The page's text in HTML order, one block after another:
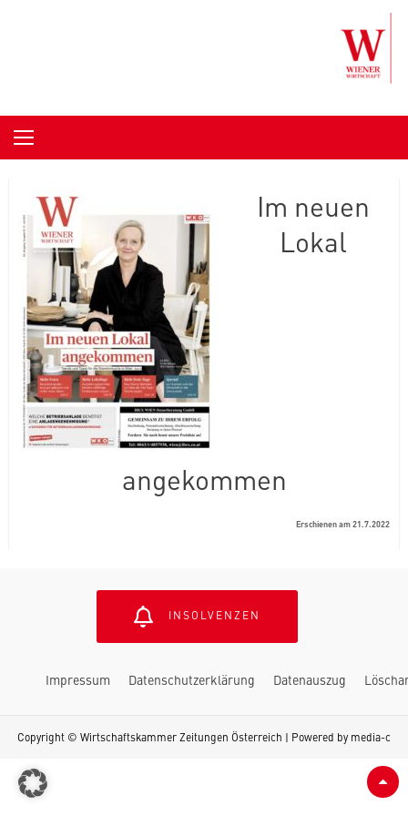
Im neuen
Lokal
angekommen
Erschienen am 21.7.2022
INSOLVENZEN
Impressum Datenschutzerklärung Datenauszug
Copyright © Wirtschaftskammer Zeitungen Österreich | Powered by media-c